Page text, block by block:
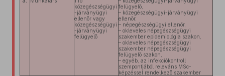
közegészségügyi
-járványügyi
ellenőr vagy
közegészségügyi
-járványügyi
felügyelő
felügyelő,
– közegészségügyi-járványügyi
ellenőr,
– népegészségügyi ellenőr,
– okleveles népegészségügyi
szakember epidemiológia szakon,
– okleveles népegészségügyi
szakember népegészségügyi
felügyelő szakon,
– egyéb, az infekciókontroll
szempontjából releváns MSc-
képzéssel rendelkező szakember